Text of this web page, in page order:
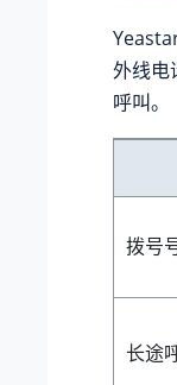
外线电
呼叫。
拨号
长途